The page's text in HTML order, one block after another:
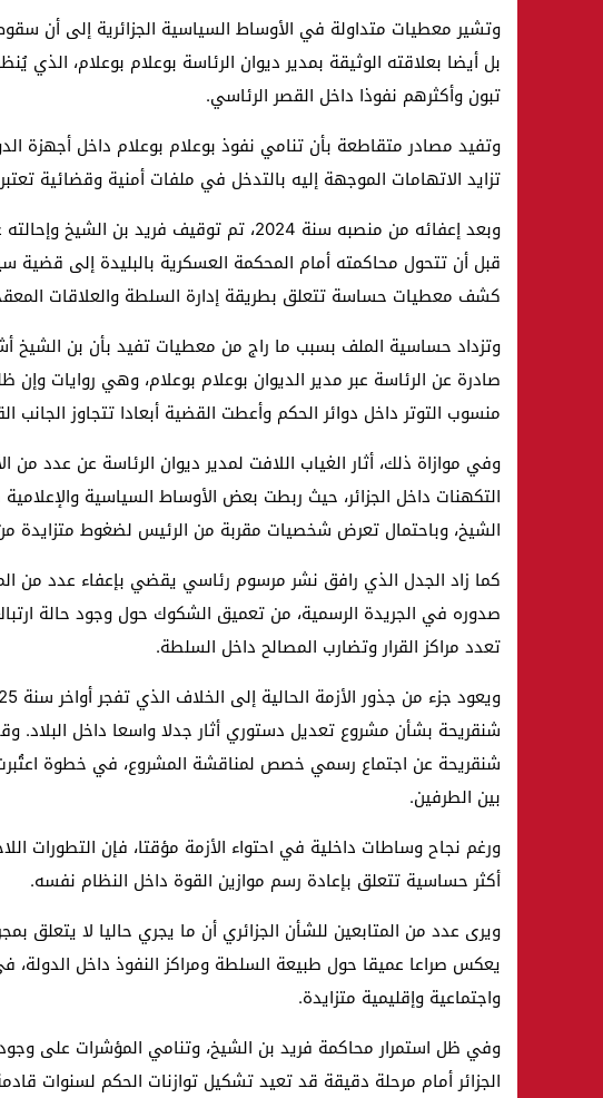
وتشير معطيات متداولة في الأوساط السياسية الجزائرية إلى أن
بل أيضا بعلاقته الوثيقة بمدير ديوان الرئاسة بوعلام بوعلام، الذي
تبون وأكثرهم نفوذا داخل القصر الرئاسي.
وتفيد مصادر متقاطعة بأن تنامي نفوذ بوعلام بوعلام داخل أجهزة
تزايد الاتهامات الموجهة إليه بالتدخل في ملفات أمنية وقضائية
وبعد إعفائه من منصبه سنة 2024، تم توقيف
قبل أن تتحول محاكمته أمام المحكمة العسكرية بالبليدة إلى قضية
كشف معطيات حساسة تتعلق بطريقة إدارة السلطة والعلاقات
وتزداد حساسية الملف بسبب ما راج من معطيات تفيد بأن بن الشيخ
صادرة عن الرئاسة عبر مدير الديوان بوعلام بوعلام، وهي روايات
منسوب التوتر داخل دوائر الحكم وأعطت القضية أبعادا تتجاوز الجانب
وفي موازاة ذلك، أثار الغياب اللافت لمدير ديوان الرئاسة عن عدد من
التكهنات داخل الجزائر، حيث ربطت بعض الأوساط السياسية
الشيخ، وباحتمال تعرض شخصيات مقربة من الرئيس لضغوط متزايدة
كما زاد الجدل الذي رافق نشر مرسوم رئاسي يقضي بإعفاء عدد من
صدوره في الجريدة الرسمية، من تعميق الشكوك حول وجود حالة
تعدد مراكز القرار وتضارب المصالح داخل السلطة.
شنقريحة بشأن مشروع تعديل دستوري أثار جدلا واسعا داخل البلاد.
شنقريحة عن اجتماع رسمي خصص لمناقشة المشروع، في خطوة
بين الطرفين.
ورغم نجاح وساطات داخلية في احتواء الأزمة مؤقتا، فإن التطورات
أكثر حساسية تتعلق بإعادة رسم موازين القوة داخل النظام نفسه.
ويرى عدد من المتابعين للشأن الجزائري أن ما يجري حاليا لا يتعلق
يعكس صراعا عميقا حول طبيعة السلطة ومراكز النفوذ داخل الدولة،
واجتماعية وإقليمية متزايدة.
وفي ظل استمرار محاكمة فريد بن الشيخ، وتنامي المؤشرات على
الجزائر أمام مرحلة دقيقة قد تعيد تشكيل توازنات الحكم لسنوات